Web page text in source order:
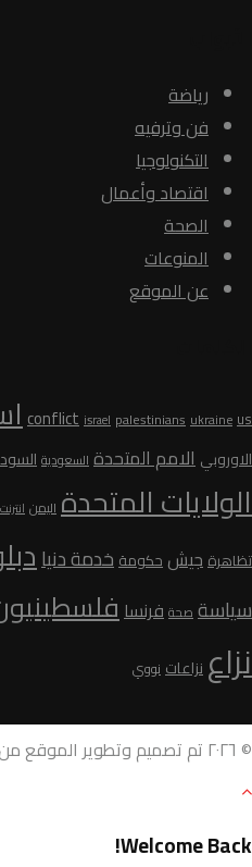
رياضة
فن وترفيه
التكنولوجيا
اقتصاد وأعمال
الصحة
المنوعات
عن الموقع
conflict israel palestinians ukraine us
الاوروبي الامم المتحدةالسعودية
الولايات المتحدةاليمن انترنت
تظاهرة جيش حكومةخدمة دنيا
سياسة صحةفرنسا
نزاعنزاعات نووي
© ٢٠٢٦ تم تصميم وتطوير الموقع من قبل
Welcome Back!